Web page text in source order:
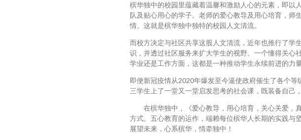
槟华独中的校园里蕴藏着温馨和激励人心的元素，即以
队及贴心用心的学子。老师的爱心教导及用心培育，师
情。这就是槟华独中独特的校园人文清流。
而校方决定与社区共享这股人文清流，近年也推行了学
识，并透过社区服务来扩大学生的视野。一个懂得关心
学业还是工作方面，这都是一种推动学生永续前进的力量
即便新冠疫情从2020年爆发至今逼使政府催生了各个
三学生上了一堂又一堂启发思考的社会课，既装备自己
在槟华独中，《爱心教导，用心培育，关心关爱，
方式。五心教育的运作，端赖每位槟华人长期的实践与
展望未来，心系槟华，情牵独中！